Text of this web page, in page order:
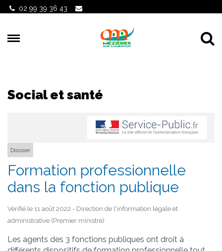
Gestion des traceurs
02 99 39 36 43
Social et santé
Dossier
Formation professionnelle
dans la fonction publique
Vérifié le 11 août 2022 - Direction de l'information légale et
administrative (Premier ministre)
Les agents des 3 fonctions publiques ont droit à